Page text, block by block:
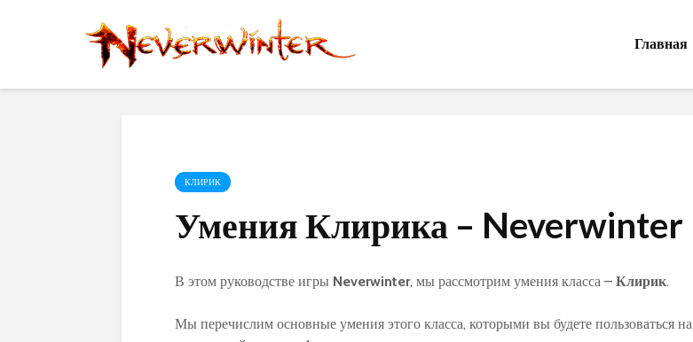
Главная
КЛИРИК
Умения Клирика – Neverwinter
В этом руководстве игры Neverwinter, мы рассмотрим умения класса – Клирик.
Мы перечислим основные умения этого класса, которыми вы будете пользоваться на